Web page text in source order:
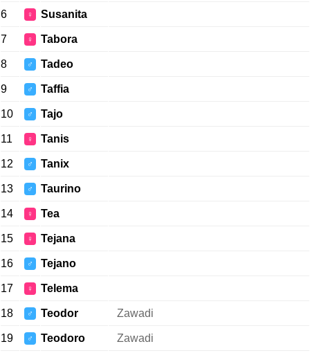
6 ♀ Susanita
7 ♀ Tabora
8 ♂ Tadeo
9 ♂ Taffia
10 ♂ Tajo
11 ♀ Tanis
12 ♂ Tanix
13 ♂ Taurino
14 ♀ Tea
15 ♀ Tejana
16 ♂ Tejano
17 ♀ Telema
18 ♂ Teodor Zawadi
19 ♂ Teodoro Zawadi